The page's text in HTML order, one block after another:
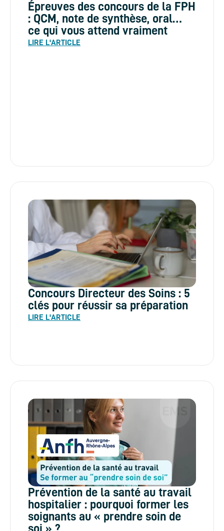
Épreuves des concours de la FPH
: QCM, note de synthèse, oral…
ce qui vous attend vraiment
LIRE L'ARTICLE
Concours Directeur des Soins : 5
clés pour réussir sa préparation
LIRE L'ARTICLE
Prévention de la santé au travail
hospitalier : pourquoi former les
soignants au « prendre soin de